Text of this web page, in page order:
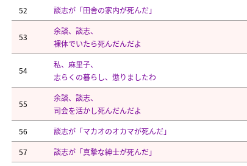
52
談志が「田舎の家内が死んだ」
53
余談、談志、
裸体でいたら死んだんだよ
54
私、麻里子、
志らくの暮らし、懲りましたわ
55
余談、談志、
司会を活かし死んだんだよ
56 談志が「マカオのオカマが死んだ」
57
談志が「真摯な紳士が死んだ」